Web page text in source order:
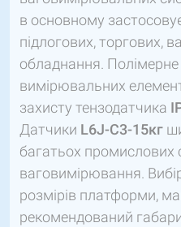
в основному
підлогових, торгових,
обладнання.
вимірювальних
захисту тензодатчика
Датчики L6J-C3-15кг
багатьох промислових
ваговимірювання.
розмірів платформи,
рекомендований